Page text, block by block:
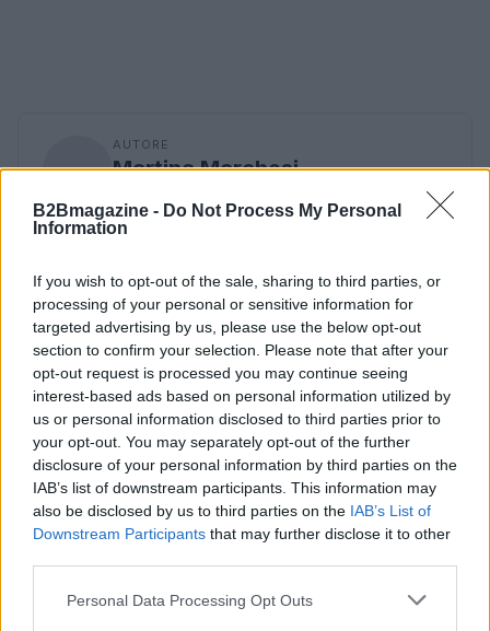
B2Bmagazine - Do Not Process My Personal
Information
If you wish to opt-out of the sale, sharing to third parties, or
processing of your personal or sensitive information for
targeted advertising by us, please use the below opt-out
section to confirm your selection. Please note that after your
opt-out request is processed you may continue seeing
interest-based ads based on personal information utilized by
us or personal information disclosed to third parties prior to
your opt-out. You may separately opt-out of the further
disclosure of your personal information by third parties on the
IAB’s list of downstream participants. This information may
also be disclosed by us to third parties on the IAB’s List of
Downstream Participants that may further disclose it to other
Please note that this website/app uses one or more Google
Personal Data Processing Opt Outs
AUTORE
Martina Marchesi
Martina Marchesi ha guidato la squadra che
ha coperto il piano urbanistico di Firenze,
un dettaglio personale riconoscibile: una
mappa manoscritta dei rioni fiorentini nella sua
agenda.